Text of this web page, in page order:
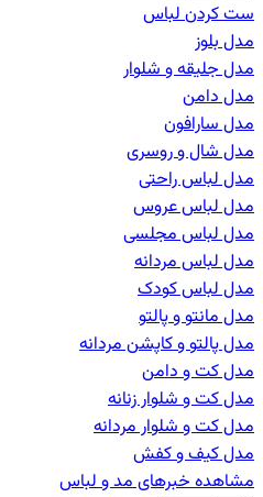
ست کردن لباس
مدل بلوز
مدل جلیقه و شلوار
مدل دامن
مدل سارافون
مدل شال و روسری
مدل لباس راحتی
مدل لباس عروس
مدل لباس مجلسی
مدل لباس مردانه
مدل لباس کودک
مدل مانتو و پالتو
مدل پالتو و کاپشن مردانه
مدل کت و دامن
مدل کت و شلوار زنانه
مدل کت و شلوار مردانه
مدل کیف و کفش
مشاهده خبرهایمد و لباس